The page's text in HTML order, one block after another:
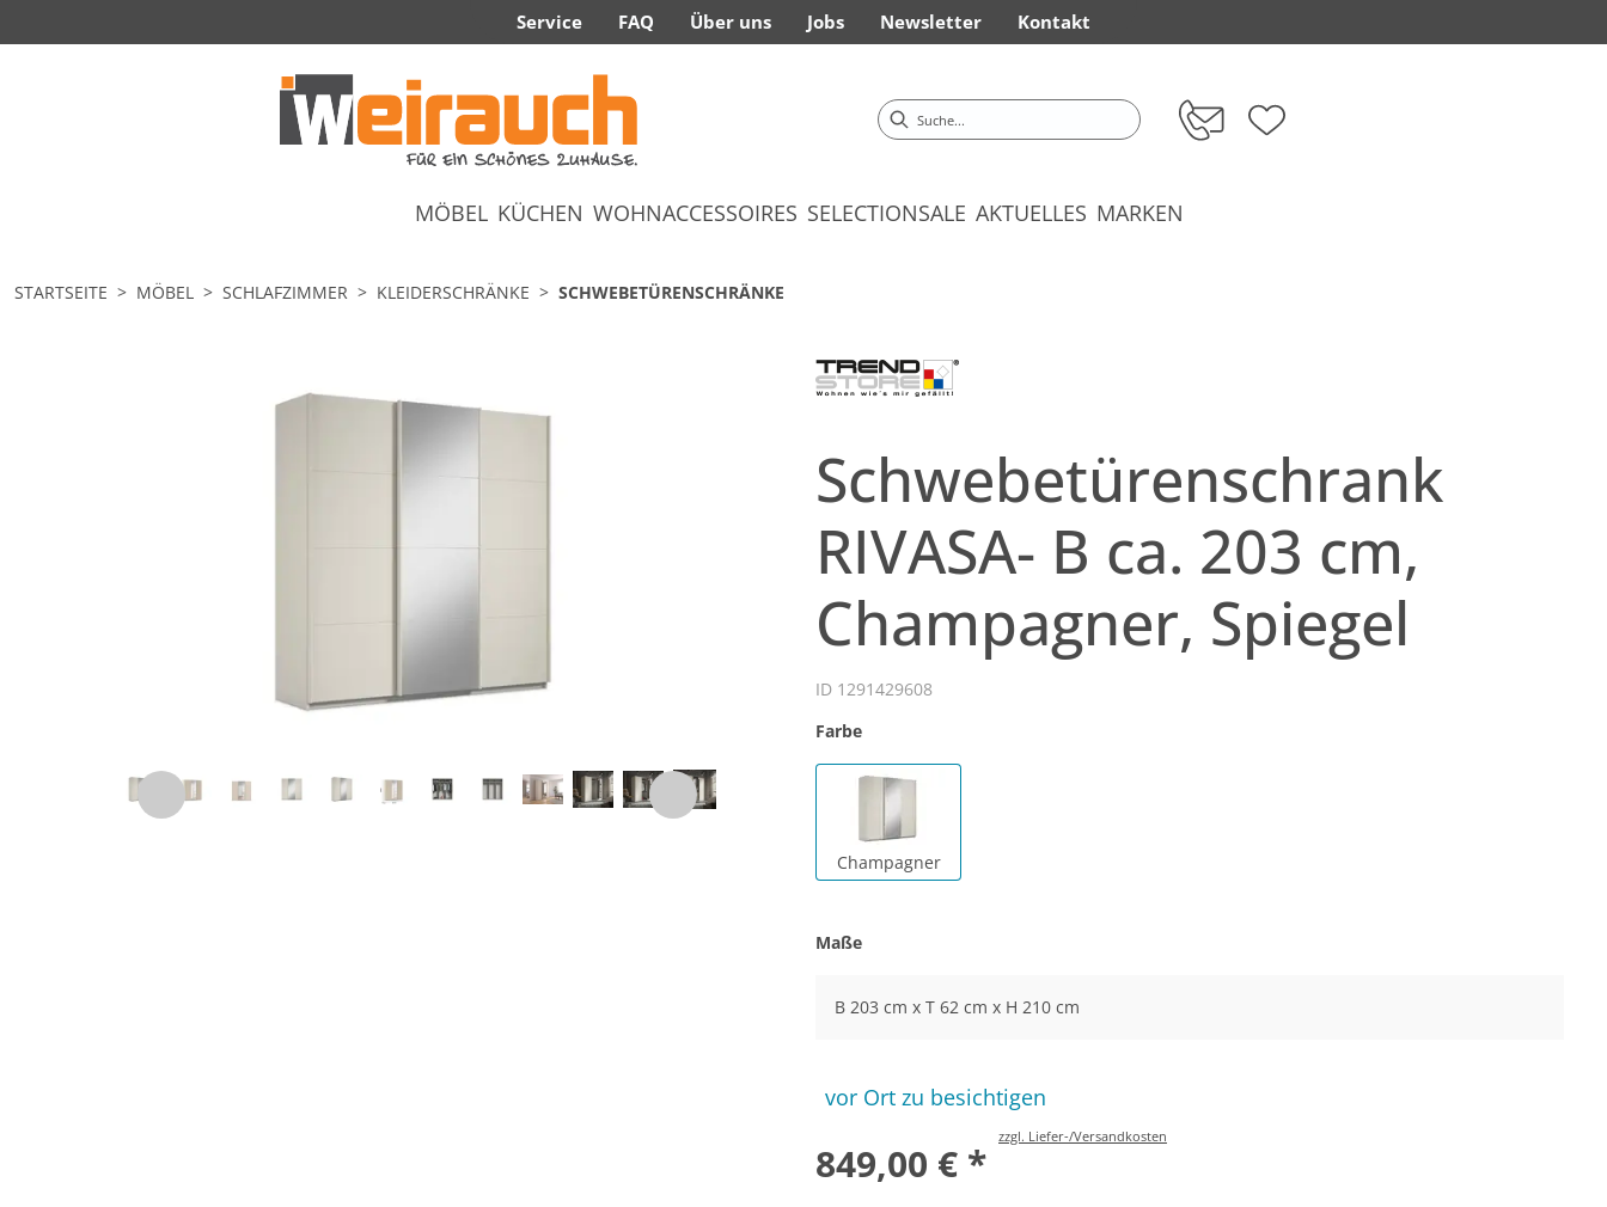
Service FAQ Über uns Jobs Newsletter Kontakt
MÖBEL KÜCHEN WOHNACCESSOIRES SELECTIONSALE AKTUELLES MARKEN
STARTSEITE MÖBEL SCHLAFZIMMER KLEIDERSCHRÄNKE SCHWEBETÜRENSCHRÄNKE
Schwebetürenschrank
RIVASA- B ca. 203 cm,
Champagner, Spiegel
ID 1291429608
Farbe
Champagner
Maße
B 203 cm x T 62 cm x H 210 cm
vor Ort zu besichtigen
849,00 € *
zzgl. Liefer-/Versandkosten